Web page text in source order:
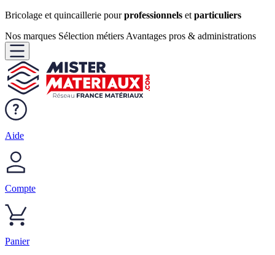
Bricolage et quincaillerie pourprofessionnels et particuliers
Nos marques Sélection métiers Avantages pros & administrations
Aide
Compte
Panier